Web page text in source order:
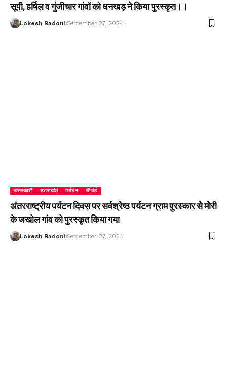
सूपी, हर्षिल व गुंजीचार गांवों को धनखड़ ने किया पुरस्कृत।।
Lokesh Badoni September 27, 2024
उत्तरकाशी उत्तराखंड पर्यटन फीचर्ड
अंतरराष्ट्रीय पर्यटन दिवस पर सर्वश्रेष्ठ पर्यटन ग्राम पुरस्कार से मोरी
के जखोल गांव को पुरस्कृत किया गया
Lokesh Badoni September 27, 2024